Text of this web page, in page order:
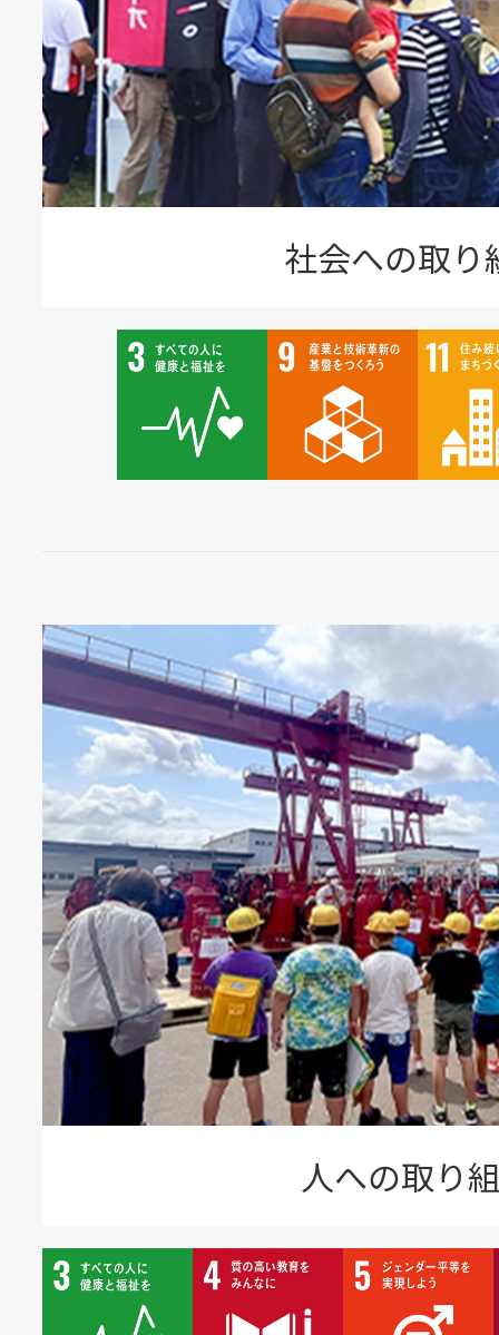
社会への取り
人への取り